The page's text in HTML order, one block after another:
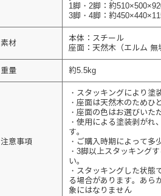
1脚・2脚：約
3脚・4脚：約
素材
本体：スチール
座面：天然木（エルム 無
重量 約5.5kg
注意事項
・スタッキングにより塗
・座面は天然木のためひ
・座面の色はお選びいた
・使用による塗装剥がれ
す。
・ご購入時期によって多
・3脚以上スタッキング
い。
・スタッキングした状態
る場合があります。あら
象にはなりません